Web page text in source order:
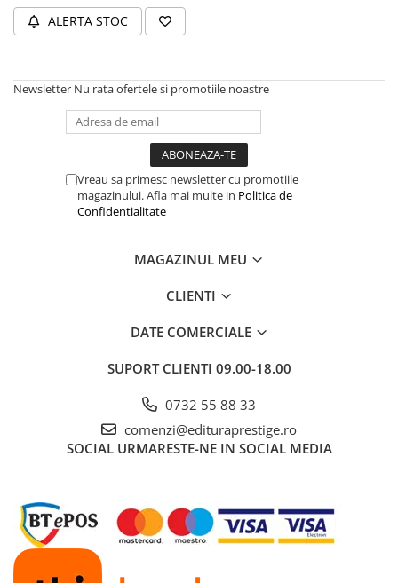
ScienceConnection
SelfConnect
Vindecare Spirituala
Gastronomik
Medicina & Farmacie
Beletristica
Carti pentru Adolescenti, Young
Adult
Crime, Thriller, Mistery
ALERTA STOC
Newsletter Nu rata ofertele si promotiile noastre
Vreau sa primesc newsletter cu promotiile
magazinului. Afla mai multe in Politica de
Confidentialitate
MAGAZINUL MEU
CLIENTI
DATE COMERCIALE
SUPORT CLIENTI 09.00-18.00
0732 55 88 33
comenzi@edituraprestige.ro
SOCIAL URMARESTE-NE IN SOCIAL MEDIA